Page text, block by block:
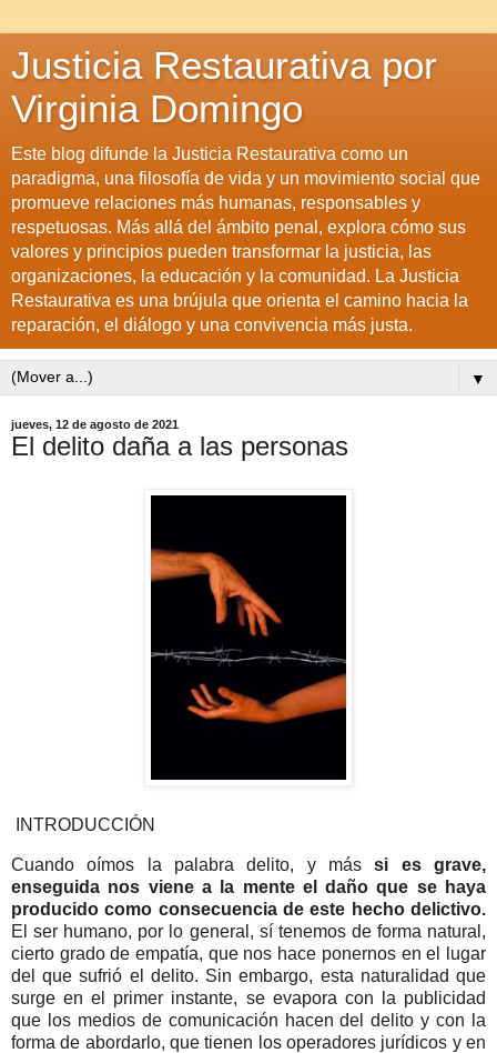
Justicia Restaurativa por
Virginia Domingo
Este blog difunde la Justicia Restaurativa como un
paradigma, una filosofía de vida y un movimiento social que
promueve relaciones más humanas, responsables y
respetuosas. Más allá del ámbito penal, explora cómo sus
valores y principios pueden transformar la justicia, las
organizaciones, la educación y la comunidad. La Justicia
Restaurativa es una brújula que orienta el camino hacia la
reparación, el diálogo y una convivencia más justa.
▼
jueves, 12 de agosto de 2021
El delito daña a las personas
INTRODUCCIÓN
Cuando oímos la palabra delito, y mássi es grave,
enseguida nos viene a la mente el daño que se haya
producido como consecuencia de este hecho delictivo.
El ser humano, por lo general, sí tenemos de forma natural,
cierto grado de empatía, que nos hace ponernos en el lugar
del que sufrió el delito. Sin embargo, esta naturalidad que
surge en el primer instante, se evapora con la publicidad
que los medios de comunicación hacen del delito y con la
forma de abordarlo, que tienen los operadores jurídicos y en